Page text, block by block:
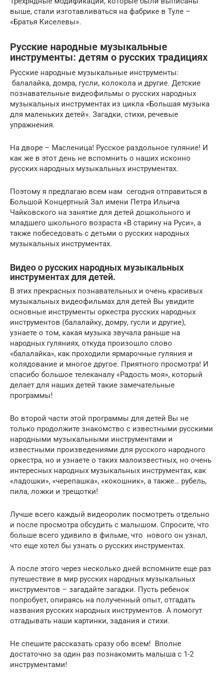
выше, стали изготавливаться на фабрике в Туле –
«Братья Киселевы».
Русские народные музыкальные
инструменты: детям о русских традициях
Русские народные музыкальные инструменты:
балалайка, домра, гусли, колокола и другие. Детские
познавательные видеофильмы о русских народных
музыкальных инструментах из цикла «Большая музыка
для маленьких детей». Загадки, стихи, речевые
упражнения.
На дворе – Масленица! Русское раздольное гуляние! И
как же в этот день не вспомнить о наших исконно
русских народных музыкальных инструментах.
Поэтому я предлагаю всем нам сегодня отправиться в
Большой Концертный Зал имени Петра Ильича
Чайковского на занятие для детей дошкольного и
младшего школьного возраста «В старину на Руси», а
также побеседовать с детьми о русских народных
музыкальных инструментах.
Видео о русских народных музыкальных
инструментах для детей.
В этих прекрасных познавательных и очень красивых
музыкальных видеофильмах для детей Вы увидите
основные инструменты оркестра русских народных
инструментов (балалайку, домру, гусли и другие),
узнаете о том, какая музыка звучала раньше на
народных гуляниях, откуда произошло слово
«балалайка», как проходили ярмарочные гуляния и
колядование и многое другое. Приятного просмотра! И
спасибо большое телеканалу «Радость моя», который
делает для наших детей такие замечательные
программы!
Во второй части этой программы для детей Вы не
только продолжите знакомство с известными русскими
народными музыкальными инструментами и
известными произведениями для русского народного
оркестра, но и узнаете о таких малоизвестных, но очень
интересных народных музыкальных инструментах, как
«ладошки», «черепашка», «кокошник», а также… рубель,
пила, ложки и трещотки!
Лучше всего каждый видеоролик посмотреть отдельно
и после просмотра обсудить с малышом. Спросите, что
больше всего удивило в фильме, что нового он узнал,
что еще хотел бы узнать о русских инструментах.
А после этого через несколько дней вспомните еще раз
путешествие в мир русских народных музыкальных
инструментов – загадайте загадки. Пусть ребенок
попробует, опираясь на полученный опыт, отгадать
названия русских народных инструментов. А помогут
отгадывать наши картинки, задания и стихи.
Не спешите рассказать сразу обо всем! Вполне
достаточно за один раз познакомить малыша с 1-2
инструментами!